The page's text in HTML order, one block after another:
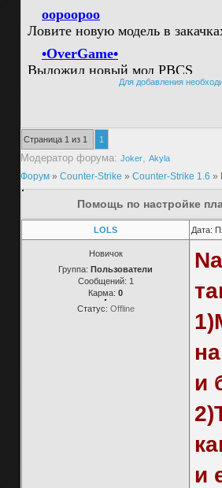
Для добавления
Страница 1 из 1 1
Модератор форума: Joker, Akyla
Форум » Counter-Strike » Counter-Strike 1.6 »
Помощь по настройке
LOLS Дата:
Новичок
Группа: Пользователи
Сообщений: 1
Карма: 0
Статус: Offline
и
и